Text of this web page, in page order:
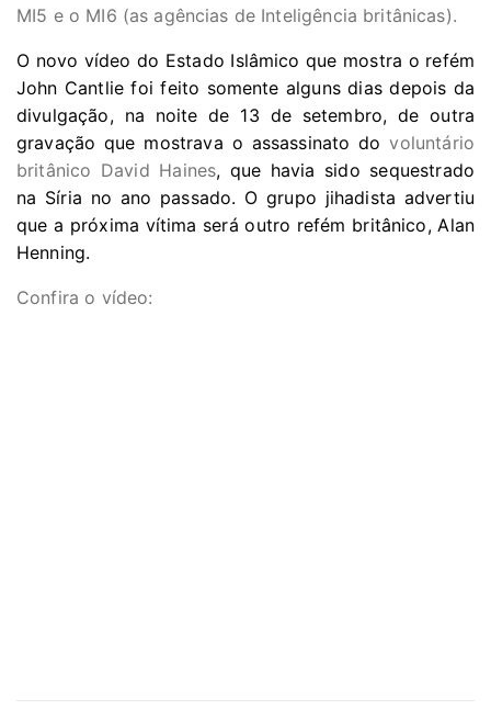
MI5 e o MI6 (as agências de Inteligência britânicas).
O novo vídeo do Estado Islâmico que mostra o refém
John Cantlie foi feito somente alguns dias depois da
divulgação, na noite de 13 de setembro, de outra
gravação que mostrava o assassinato dovoluntário
britânico David Haines, que havia sido sequestrado
na Síria no ano passado. O grupo jihadista advertiu
que a próxima vítima será outro refém britânico, Alan
Henning.
Confira o vídeo: